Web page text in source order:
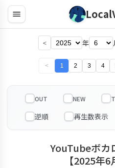
< 年
< 1 2 3 4
OUT NEW
YouTubeボカ
【2025年6